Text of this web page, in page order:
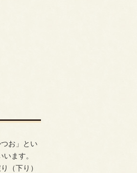
お」とい
ます。
（下り）